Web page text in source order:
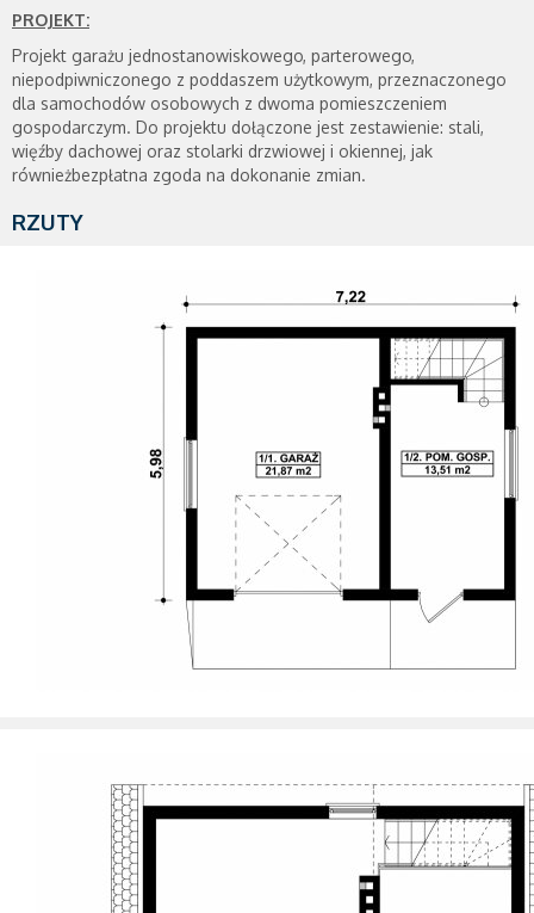
PROJEKT:
Projekt garażu jednostanowiskowego, parterowego,
niepodpiwniczonego z poddaszem użytkowym, przeznaczonego
dla samochodów osobowych z dwoma pomieszczeniem
gospodarczym. Do projektu dołączone jest zestawienie: stali,
więźby dachowej oraz stolarki drzwiowej i okiennej, jak
równieżbezpłatna zgoda na dokonanie zmian.
RZUTY